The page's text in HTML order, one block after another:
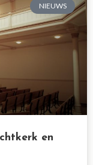
NIEUWS
en